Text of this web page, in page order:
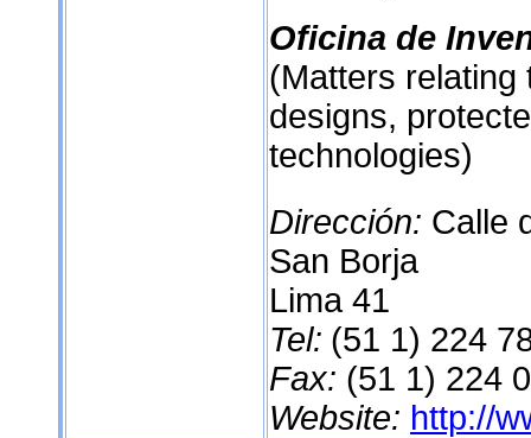
Oficina de
(Matters relating
designs,
technologies)
Dirección: Calle
San Borja
Lima 41
Tel: (51 1) 224
Fax: (51 1) 224
Website: http://